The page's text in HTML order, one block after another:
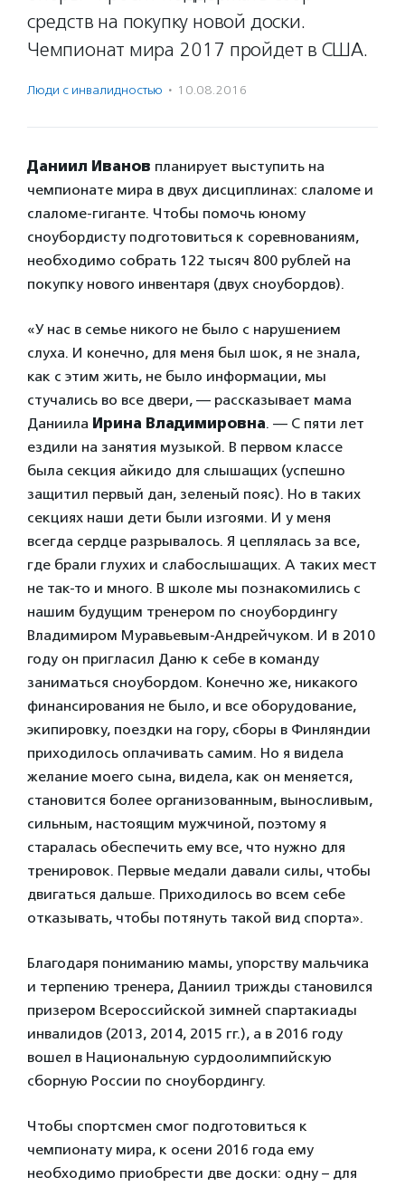
средств на покупку новой доски.
Чемпионат мира 2017 пройдет в США.
Люди с инвалидностью · 10.08.2016
Даниил Иванов планирует выступить на
чемпионате мира в двух дисциплинах: слаломе и
слаломе-гиганте. Чтобы помочь юному
сноубордисту подготовиться к соревнованиям,
необходимо собрать 122 тысяч 800 рублей на
покупку нового инвентаря (двух сноубордов).
«У нас в семье никого не было с нарушением
слуха. И конечно, для меня был шок, я не знала,
как с этим жить, не было информации, мы
стучались во все двери, — рассказывает мама
Даниила Ирина Владимировна. — С пяти лет
ездили на занятия музыкой. В первом классе
была секция айкидо для слышащих (успешно
защитил первый дан, зеленый пояс). Но в таких
секциях наши дети были изгоями. И у меня
всегда сердце разрывалось. Я цеплялась за все,
где брали глухих и слабослышащих. А таких мест
не так-то и много. В школе мы познакомились с
нашим будущим тренером по сноубордингу
Владимиром Муравьевым-Андрейчуком. И в 2010
году он пригласил Даню к себе в команду
заниматься сноубордом. Конечно же, никакого
финансирования не было, и все оборудование,
экипировку, поездки на гору, сборы в Финляндии
приходилось оплачивать самим. Но я видела
желание моего сына, видела, как он меняется,
становится более организованным, выносливым,
сильным, настоящим мужчиной, поэтому я
старалась обеспечить ему все, что нужно для
тренировок. Первые медали давали силы, чтобы
двигаться дальше. Приходилось во всем себе
отказывать, чтобы потянуть такой вид спорта».
Благодаря пониманию мамы, упорству мальчика
и терпению тренера, Даниил трижды становился
призером Всероссийской зимней спартакиады
инвалидов (2013, 2014, 2015 гг.), а в 2016 году
вошел в Национальную сурдоолимпийскую
сборную России по сноубордингу.
Чтобы спортсмен смог подготовиться к
чемпионату мира, к осени 2016 года ему
необходимо приобрести две доски: одну – для